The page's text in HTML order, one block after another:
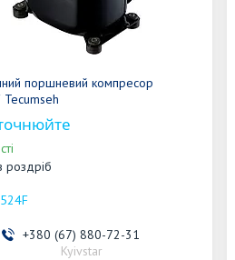
поршневий компресор
роздріб
+380 (67) 880-72-31
Kyivstar